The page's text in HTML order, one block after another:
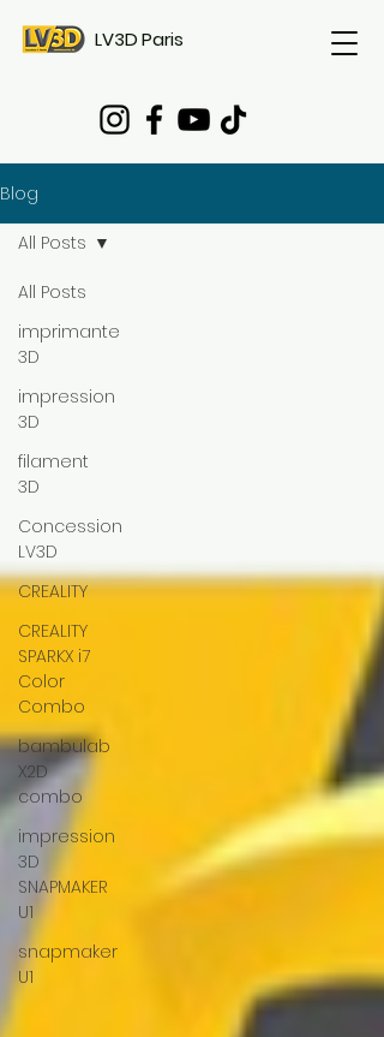
LV3D Paris
Blog
All Posts
imprimante
3D
impression
3D
filament
3D
Concession
LV3D
CREALITY
CREALITY
SPARKX i7
Color
Combo
bambulab
X2D
combo
impression
3D
SNAPMAKER
U1
snapmaker
U1
All Posts